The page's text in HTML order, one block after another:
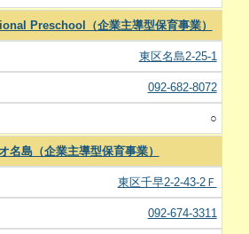
Preschool（企業主導型保育事業）
東区名島2-25-1
092-682-8072
○
名島（企業主導型保育事業）
東区千早2-2-43-2Ｆ
092-674-3311